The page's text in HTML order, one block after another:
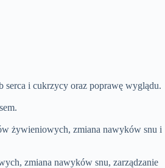
serca i cukrzycy oraz poprawę wyglądu.
żywieniowych, zmiana nawyków snu i
zmiana nawyków snu, zarządzanie